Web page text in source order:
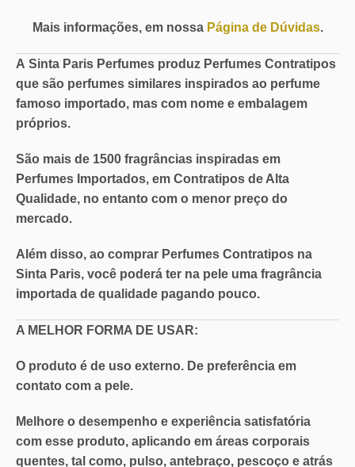
Mais informações, em nossa Página de Dúvidas.
A Sinta Paris Perfumes produz Perfumes Contratipos
que são perfumes similares inspirados ao perfume
famoso importado, mas com nome e embalagem
próprios.
São mais de 1500 fragrâncias inspiradas em
Perfumes Importados, em Contratipos de Alta
Qualidade, no entanto com o menor preço do
mercado.
Além disso, ao comprar Perfumes Contratipos na
Sinta Paris, você poderá ter na pele uma fragrância
importada de qualidade pagando pouco.
A MELHOR FORMA DE USAR:
O produto é de uso externo. De preferência em
contato com a pele.
Melhore o desempenho e experiência satisfatória
com esse produto, aplicando em áreas corporais
quentes, tal como, pulso, antebraço, pescoço e atrás